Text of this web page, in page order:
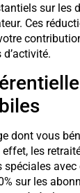
sur les
Ces
dont vous
effet, les
spéciales
sur les